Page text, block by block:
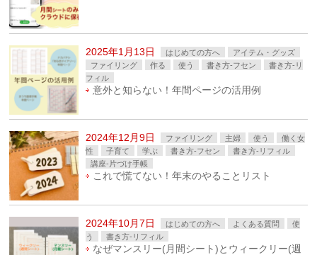
2025年1月13日 はじめての方へ
アイテム・グッズ
ファイリング
作る 使う 書き方-フセン
書き方-リ
フィル
意外と知らない！年間ページの活用例
2024年12月9日 ファイリング 主婦 使う
働く女
性
子育て 学ぶ 書き方-フセン
書き方-リフィル
講座-片づけ手帳
これで慌てない！年末のやることリスト
2024年10月7日 はじめての方へ よくある質問
使
う
書き方-リフィル
なぜマンスリー(月間シート)とウィークリー(週